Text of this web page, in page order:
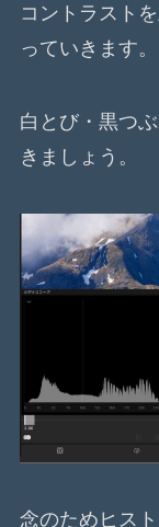
コントラスト
っていきます。
白とび・黒つ
きましょう。
念のためヒス